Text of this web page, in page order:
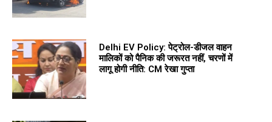
Delhi EV Policy: पेट्रोल-डीजल वाहन
मालिकों को पैनिक की जरूरत नहीं, चरणों में
लागू होगी नीति: CM रेखा गुप्ता